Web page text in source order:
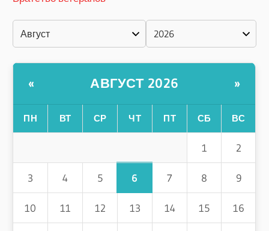
« АВГУСТ 2026 »
ПН ВТ СР ЧТ ПТ СБ ВС
1 2
3 4 5 6 7 8 9
10 11 12 13 14 15 16